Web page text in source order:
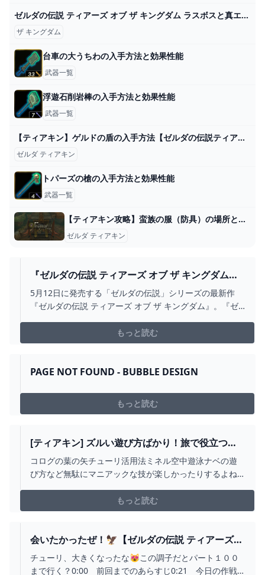
ゼルダの伝説 ティアーズ オブ ザ キングダム ラスボスと真エンディング「UHD60fps４Ｋ」見るゲーム。 - YouTube
ザ キングダム
台車の大うちわの入手方法と効果性能
武器一覧
浮遊石削岩棒の入手方法と効果性能
武器一覧
【ティアキン】ゲルドの盾の入手方法【ゼルダの伝説ティアーズオブザキングダム】 - YouTube
ゼルダ ティアキン
トパーズの槍の入手方法と効果性能
武器一覧
【ティアキン攻略】蛮族の服（防具）の場所と取り方｜ラムダの財宝・ゴングルの丘の洞窟【ゼルダティアーズオブザキングダム】│KOUs gameplay guide
ゼルダ ティアキン
『ゼルダの伝説 ティアーズ オブ ザ キングダム』
が楽しみな10の理由 - YOUTUBE
5月12日に発売する「ゼルダの伝説」シリーズの最新作
『ゼルダの伝説 ティアーズ オブ ザ キングダム』。『ゼ
された本作が楽しみな10の理由をお届け。
―――――――――――IGN JAPAN :
もっと読む
PAGE NOT FOUND - BUBBLE DESIGN
もっと読む
[ティアキン] ズルい遊び方ばかり！旅で役立つ変
な技９選 [ゼルダの伝説 ティアーズ オブ ザ キング
ダム] - YOUTUBE
コログの葉の矢チューリ活用法ミネル空中遊泳ナベの遊
び方など無駄にマニアックな技が楽しかったりするよね■
記載させて頂きます#使うと楽しい技#ティアキン#バグ#
小ネタ#裏技#ぶらリンク
もっと読む
会いたかったぜ！🦅【ゼルダの伝説 ティアーズ
オブ ザ キングダム】#3 - YOUTUBE
チューリ、大きくなったな😻この調子だとパート１００
まで行く？0:00 前回までのあらすじ0:21 今日の作戦